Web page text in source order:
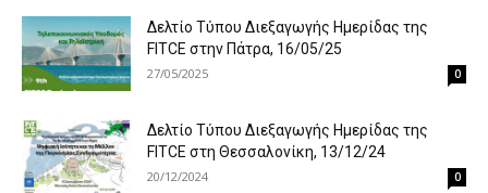
Δελτίο Τύπου Διεξαγωγής Ημερίδας της
FITCE στην Πάτρα, 16/05/25
27/05/2025 0
Δελτίο Τύπου Διεξαγωγής Ημερίδας της
FITCE στη Θεσσαλονίκη, 13/12/24
20/12/2024 0